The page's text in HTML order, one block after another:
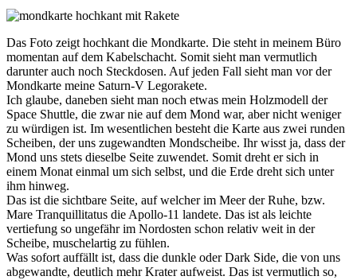
Das Foto zeigt hochkant die Mondkarte. Die steht in meinem Büro
momentan auf dem Kabelschacht. Somit sieht man vermutlich
darunter auch noch Steckdosen. Auf jeden Fall sieht man vor der
Mondkarte meine Saturn-V Legorakete.
Ich glaube, daneben sieht man noch etwas mein Holzmodell der
Space Shuttle, die zwar nie auf dem Mond war, aber nicht weniger
zu würdigen ist. Im wesentlichen besteht die Karte aus zwei runden
Scheiben, der uns zugewandten Mondscheibe. Ihr wisst ja, dass der
Mond uns stets dieselbe Seite zuwendet. Somit dreht er sich in
einem Monat einmal um sich selbst, und die Erde dreht sich unter
ihm hinweg.
Das ist die sichtbare Seite, auf welcher im Meer der Ruhe, bzw.
Mare Tranquillitatus die Apollo-11 landete. Das ist als leichte
vertiefung so ungefähr im Nordosten schon relativ weit in der
Scheibe, muschelartig zu fühlen.
Was sofort auffällt ist, dass die dunkle oder Dark Side, die von uns
abgewandte, deutlich mehr Krater aufweist. Das ist vermutlich so,